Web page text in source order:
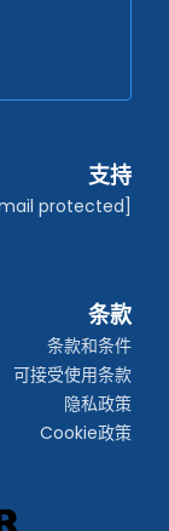
支持
protected]
条款
条款和条件
可接受使用条款
隐私政策
Cookie政策